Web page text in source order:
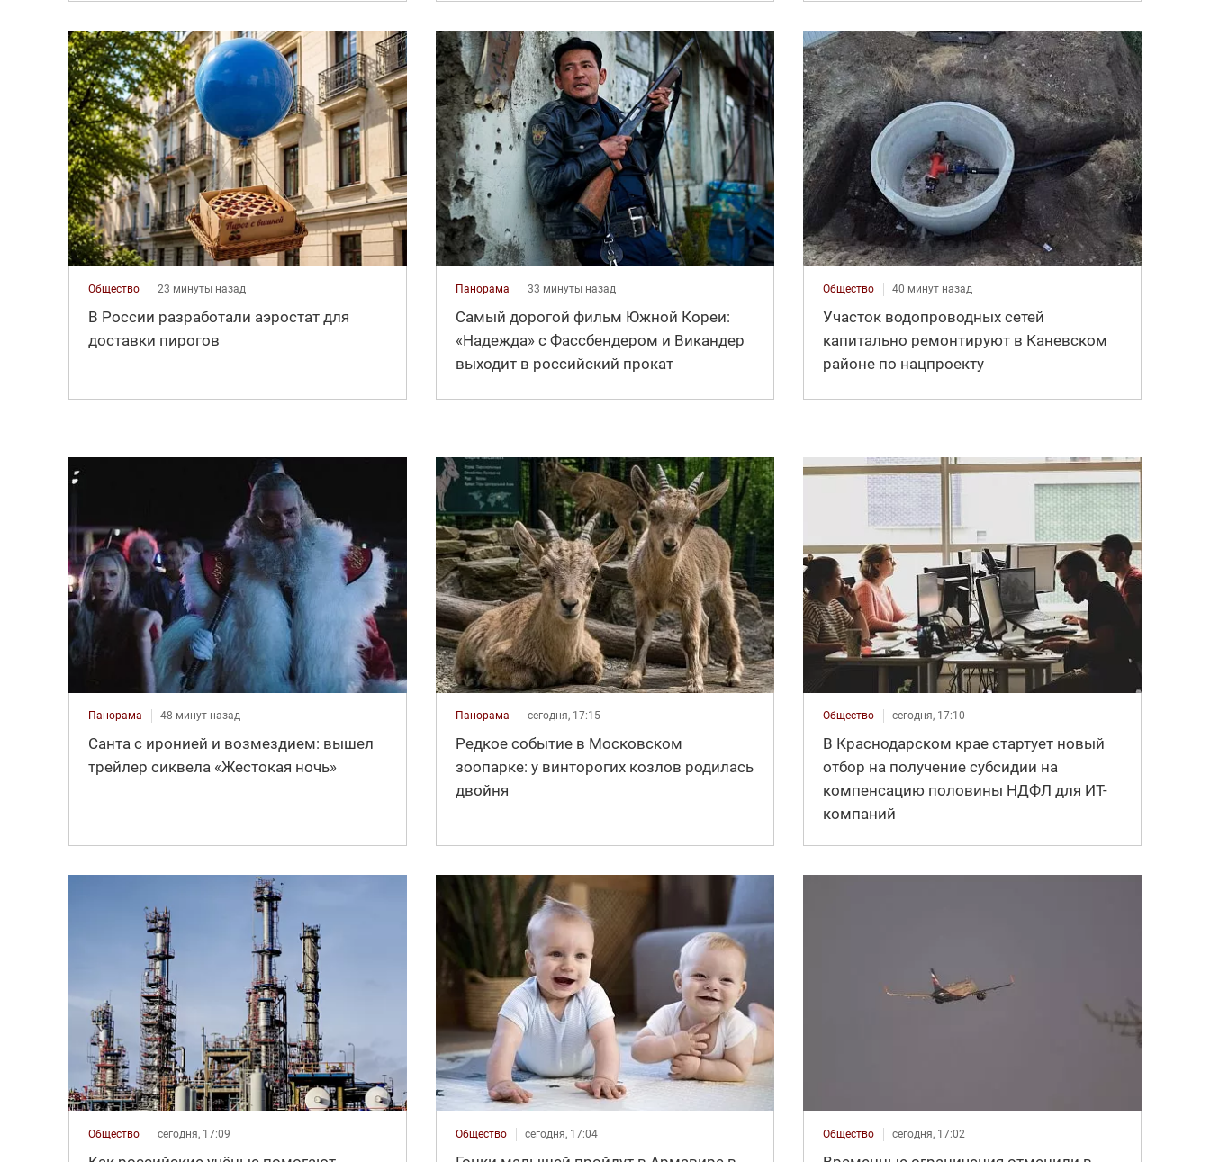
Общество 23 минуты назад
В России разработали аэростат для
доставки пирогов
Панорама 33 минуты назад
Самый дорогой фильм Южной Кореи:
«Надежда» с Фассбендером и Викандер
выходит в российский прокат
Общество 40 минут назад
Участок водопроводных сетей
капитально ремонтируют в Каневском
районе по нацпроекту
Панорама 48 минут назад
Санта с иронией и возмездием: вышел
трейлер сиквела «Жестокая ночь»
Панорама сегодня, 17:15
Редкое событие в Московском
зоопарке: у винторогих козлов родилась
двойня
Общество сегодня, 17:10
В Краснодарском крае стартует новый
отбор на получение субсидии на
компенсацию половины НДФЛ для ИT-
компаний
Общество сегодня, 17:09 Общество сегодня, 17:04 Общество сегодня, 17:02